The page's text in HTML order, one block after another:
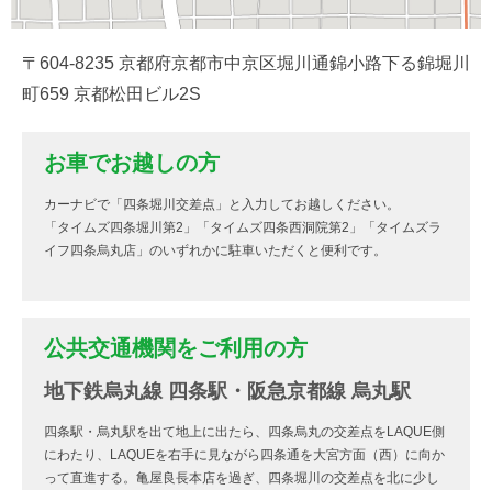
〒604-8235 京都府京都市中京区堀川通錦小路下る錦堀川
町659 京都松田ビル2S
お車でお越しの方
カーナビで「四条堀川交差点」と入力してお越しください。
「タイムズ四条堀川第2」「タイムズ四条西洞院第2」「タイムズラ
イフ四条烏丸店」のいずれかに駐車いただくと便利です。
公共交通機関をご利用の方
地下鉄烏丸線 四条駅・阪急京都線 烏丸駅
四条駅・烏丸駅を出て地上に出たら、四条烏丸の交差点をLAQUE側
にわたり、LAQUEを右手に見ながら四条通を大宮方面（西）に向か
って直進する。亀屋良長本店を過ぎ、四条堀川の交差点を北に少し